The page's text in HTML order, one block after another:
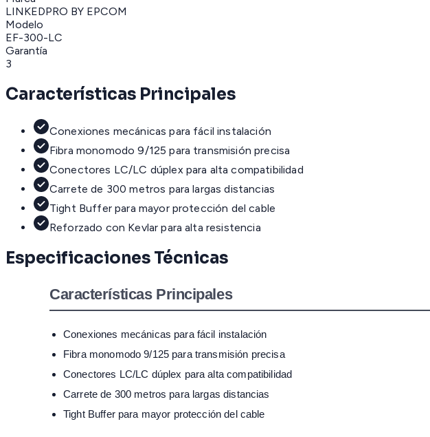
LINKEDPRO BY EPCOM
Modelo
EF-300-LC
Garantía
3
Características Principales
Conexiones mecánicas para fácil instalación
Fibra monomodo 9/125 para transmisión precisa
Conectores LC/LC dúplex para alta compatibilidad
Carrete de 300 metros para largas distancias
Tight Buffer para mayor protección del cable
Reforzado con Kevlar para alta resistencia
Especificaciones Técnicas
Características Principales
Conexiones mecánicas para fácil instalación
Fibra monomodo 9/125 para transmisión precisa
Conectores LC/LC dúplex para alta compatibilidad
Carrete de 300 metros para largas distancias
Tight Buffer para mayor protección del cable